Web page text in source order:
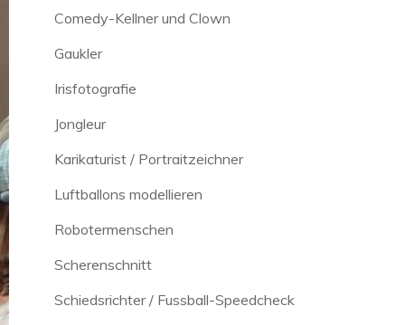
Comedy-Kellner und Clown
Gaukler
Irisfotografie
Jongleur
Karikaturist / Portraitzeichner
Luftballons modellieren
Robotermenschen
Scherenschnitt
Schiedsrichter / Fussball-Speedcheck